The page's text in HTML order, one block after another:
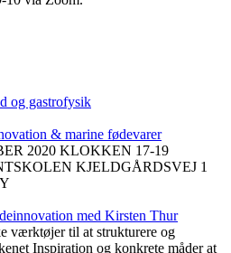
og gastrofysik
& marine fødevarer
2020 KLOKKEN 17-19
KJELDGÅRDSVEJ 1
med Kirsten Thur
værktøjer til at strukturere og
Inspiration og konkrete måder at